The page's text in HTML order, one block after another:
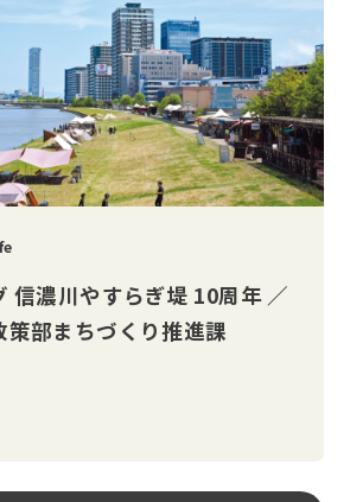
信濃川やすらぎ堤 10周年 ／
策部まちづくり推進課